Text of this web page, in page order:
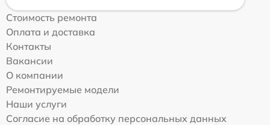
Стоимость ремонта
Оплата и доставка
Контакты
Вакансии
О компании
Ремонтируемые модели
Наши услуги
Согласие на обработку персональных данных